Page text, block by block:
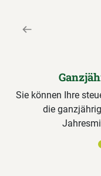
Sie können Ihre
die
Previous